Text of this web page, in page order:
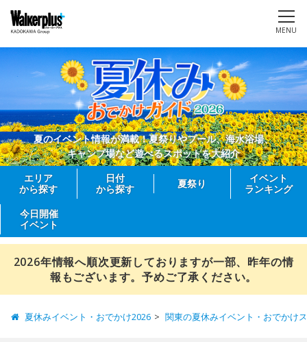
MENU
夏のイベント情報が満載！夏祭りやプール、海水浴場、
キャンプ場など遊べるスポットを大紹介
エリア
から探す
日付
から探す
夏祭り
イベント
ランキング
今日開催
イベント
2026年情報へ順次更新しておりますが一部、昨年の情
報もございます。予めご了承ください。
夏休みイベント・おでかけ2026 関東の夏休みイベント・おでかけ